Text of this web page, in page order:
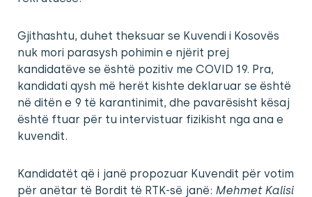
Gjithashtu, duhet theksuar se Kuvendi i Kosovës
nuk mori parasysh pohimin e njërit prej
kandidatëve se është pozitiv me COVID 19. Pra,
kandidati qysh më herët kishte deklaruar se është
në ditën e 9 të karantinimit, dhe pavarësisht kësaj
është ftuar për tu intervistuar fizikisht nga ana e
kuvendit.
Kandidatët që i janë propozuar Kuvendit për votim
për anëtar të Bordit të RTK-së janë: Mehmet Kalisi